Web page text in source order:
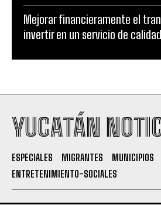
Mejorar financieramente el
invertir en un servicio de calidad
YUCATÁN
ESPECIALES MIGRANTES MUNICIPIOS
ENTRETENIMIENTO-SOCIALES